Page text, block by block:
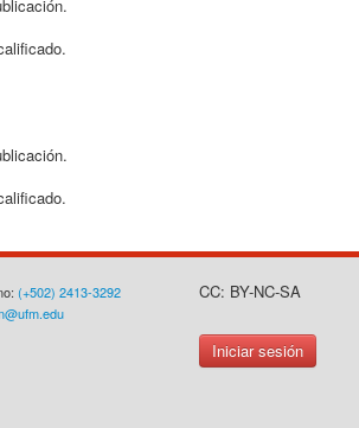
(+502) 2413-3292
CC: BY-NC-SA
Iniciar sesión